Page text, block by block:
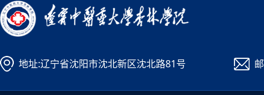
地址:辽宁省沈阳市沈北新区沈北路81号